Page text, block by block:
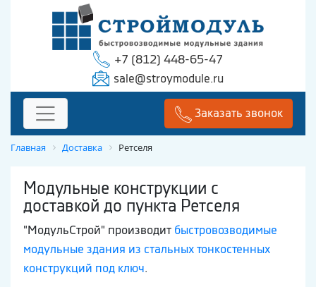
+7 (812) 448-65-47
sale@stroymodule.ru
Заказать звонок
Главная Доставка Ретселя
Модульные конструкции с
доставкой до пункта Ретселя
"МодульСтрой" производит быстровозводимые
модульные здания из стальных тонкостенных
конструкций под ключ.